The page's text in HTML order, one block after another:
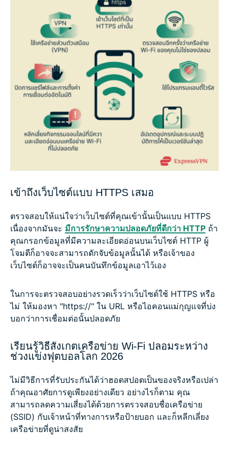
เข้าถึงเว็บไซต์แบบ HTTPS เสมอ
ตรวจสอบให้แน่ใจว่าเว็บไซต์ที่คุณเข้านั้นเป็นแบบ HTTPS
เนื่องจากมันจะ มีการรักษาความปลอดภัยที่ดีกว่า HTTP ถ้า
คุณกรอกข้อมูลที่มีความละเอียดอ่อนบนเว็บไซต์ HTTP ผู้
โจมตีก็อาจจะสามารถดักจับข้อมูลนั้นได้ หรือเจ้าของ
เว็บไซต์ก็อาจจะเป็นคนบันทึกข้อมูลเอาไว้เอง
ในการจะตรวจสอบอย่างรวดเร็วว่าเว็บไซต์ใช้ HTTPS หรือ
ไม่ ให้มองหา "https://" ใน URL หรือไอคอนแม่กุญแจที่บ่ง
บอกว่าการเชื่อมต่อนั้นปลอดภัย
เรียนรู้วิธีสังเกตเครือข่าย Wi-Fi ปลอมระหว่าง
ช่วงแข่งฟุตบอลโลก 2026
ไม่มีวิธีการที่รับประกันได้ว่าฮอตสปอตเป็นของจริงหรือเปล่า
ถ้าคุณอาศัยการดูเพียงอย่างเดียว อย่างไรก็ตาม คุณ
สามารถลดความเสี่ยงได้ด้วยการตรวจสอบชื่อเครือข่าย
(SSID) กับเจ้าหน้าที่ทางการหรือป้ายบอก และก็หลีกเลี่ยง
เครือข่ายที่ดูน่าสงสัย